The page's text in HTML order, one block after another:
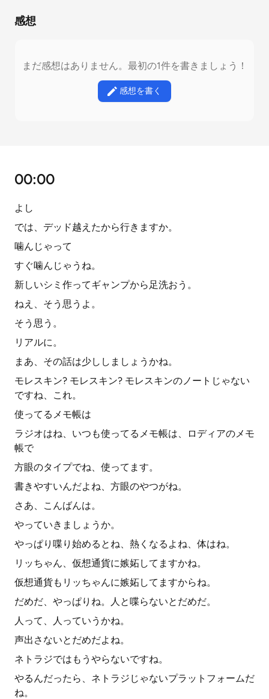
感想
まだ感想はありません。最初の1件を書きましょう！
感想を書く
00:00
よし
では、デッド越えたから行きますか。
噛んじゃって
すぐ噛んじゃうね。
新しいシミ作ってギャンプから足洗おう。
ねえ、そう思うよ。
そう思う。
リアルに。
まあ、その話は少ししましょうかね。
モレスキン? モレスキン? モレスキンのノートじゃない
ですね、これ。
使ってるメモ帳は
ラジオはね、いつも使ってるメモ帳は、ロディアのメモ
帳で
方眼のタイプでね、使ってます。
書きやすいんだよね、方眼のやつがね。
さあ、こんばんは。
やっていきましょうか。
やっぱり喋り始めるとね、熱くなるよね、体はね。
リッちゃん、仮想通貨に嫉妬してますかね。
仮想通貨もリッちゃんに嫉妬してますからね。
だめだ、やっぱりね。人と喋らないとだめだ。
人って、人っていうかね。
声出さないとだめだよね。
ネトラジではもうやらないですね。
やるんだったら、ネトラジじゃないプラットフォームだ
ね。